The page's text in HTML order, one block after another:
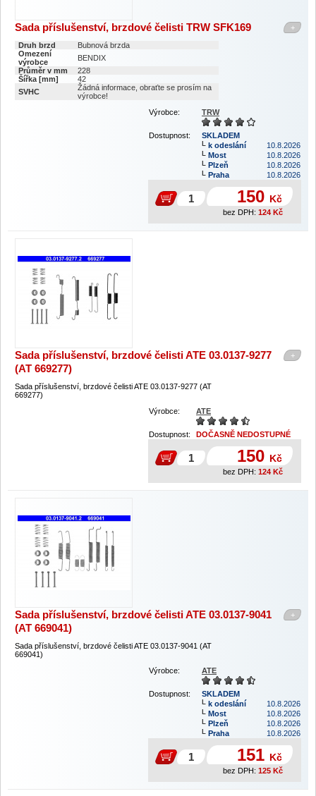
+
Sada příslušenství, brzdové čelisti TRW SFK169
Druh brzd
Bubnová brzda
Omezení
výrobce
BENDIX
Průměr v mm
228
Šířka [mm]
42
SVHC
Žádná informace, obraťte se prosím na
výrobce!
Výrobce:
TRW
Dostupnost:
SKLADEM
k odeslání
10.8.2026
Most
10.8.2026
Plzeň
10.8.2026
Praha
10.8.2026
150 Kč
bez DPH: 124 Kč
+
Sada příslušenství, brzdové čelisti ATE 03.0137-9277
(AT 669277)
Sada příslušenství, brzdové čelisti ATE 03.0137-9277 (AT
669277)
Výrobce:
ATE
Dostupnost: DOČASNĚ NEDOSTUPNÉ
150 Kč
bez DPH: 124 Kč
+
Sada příslušenství, brzdové čelisti ATE 03.0137-9041
(AT 669041)
Sada příslušenství, brzdové čelisti ATE 03.0137-9041 (AT
669041)
Výrobce:
ATE
Dostupnost:
SKLADEM
k odeslání
10.8.2026
Most
10.8.2026
Plzeň
10.8.2026
Praha
10.8.2026
151 Kč
bez DPH: 125 Kč